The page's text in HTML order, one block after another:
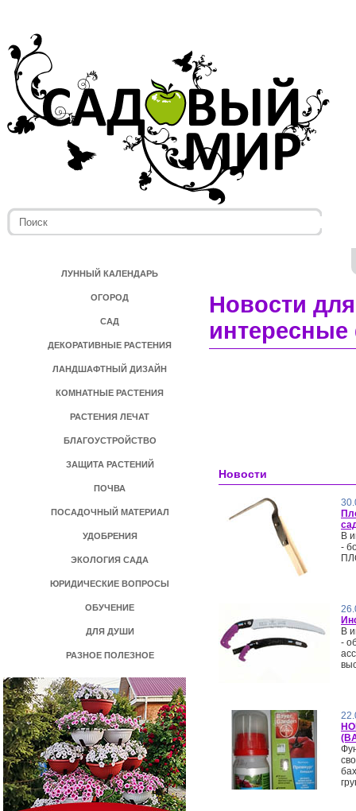
ЛУННЫЙ КАЛЕНДАРЬ
ОГОРОД
САД
ДЕКОРАТИВНЫЕ РАСТЕНИЯ
ЛАНДШАФТНЫЙ ДИЗАЙН
КОМНАТНЫЕ РАСТЕНИЯ
РАСТЕНИЯ ЛЕЧАТ
БЛАГОУСТРОЙСТВО
ЗАЩИТА РАСТЕНИЙ
ПОЧВА
ПОСАДОЧНЫЙ МАТЕРИАЛ
УДОБРЕНИЯ
ЭКОЛОГИЯ САДА
ЮРИДИЧЕСКИЕ ВОПРОСЫ
ОБУЧЕНИЕ
ДЛЯ ДУШИ
РАЗНОЕ ПОЛЕЗНОЕ
Новости
Новости
В
-
В
-